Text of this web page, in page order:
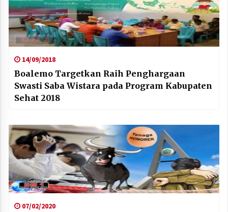
14/09/2018
Boalemo Targetkan Raih Penghargaan
Swasti Saba Wistara pada Program Kabupaten
Sehat 2018
07/02/2020